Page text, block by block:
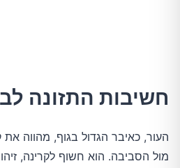
חשיבות התזונה
העור, כאיבר הגדול בגוף, מהווה את
מול הסביבה. הוא חשוף לקרינה,